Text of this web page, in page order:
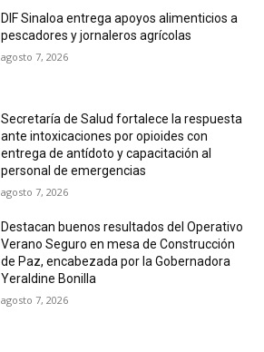
DIF Sinaloa entrega apoyos alimenticios a
pescadores y jornaleros agrícolas
agosto 7, 2026
Secretaría de Salud fortalece la respuesta
ante intoxicaciones por opioides con
entrega de antídoto y capacitación al
personal de emergencias
agosto 7, 2026
Destacan buenos resultados del Operativo
Verano Seguro en mesa de Construcción
de Paz, encabezada por la Gobernadora
Yeraldine Bonilla
agosto 7, 2026